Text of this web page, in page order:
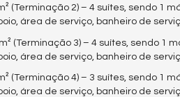
(Terminação 2) – 4 suítes, sendo 1
área de serviço, banheiro de
(Terminação 3) – 4 suítes, sendo 1
área de serviço, banheiro de
(Terminação 4) – 3 suítes, sendo 1
área de serviço, banheiro de